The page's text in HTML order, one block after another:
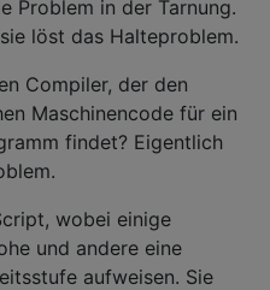
Problem in der Tarnung.
löst das Halteproblem.
Compiler, der den
Maschinencode für ein
findet? Eigentlich
wobei einige
und andere eine
aufweisen. Sie